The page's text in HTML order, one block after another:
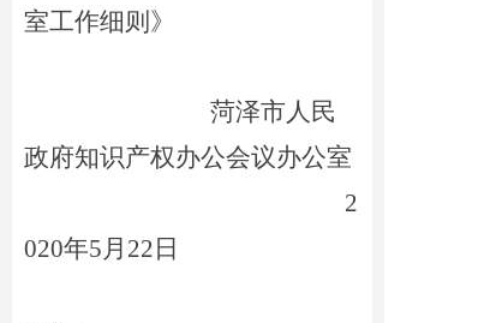
室工作细则》
菏泽市人民
政府知识产权办公会议办公室
2
020年5月22日